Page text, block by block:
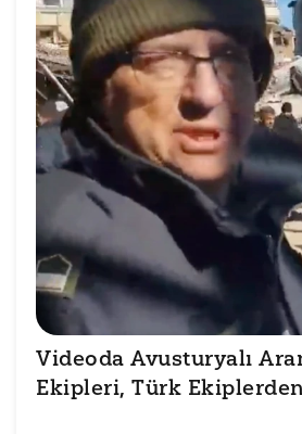
Videoda Avusturyalı
Ekipleri, Türk